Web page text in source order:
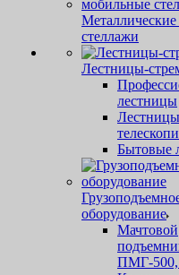
стеллажи
Лестницы-
лестницы
Лестницы
Бытовые
оборудование
Мачтовой
ПМГ-